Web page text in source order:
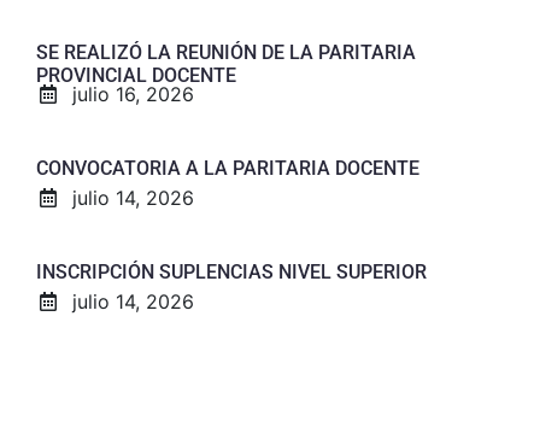
SE REALIZÓ LA REUNIÓN DE LA PARITARIA
PROVINCIAL DOCENTE
julio 16, 2026
CONVOCATORIA A LA PARITARIA DOCENTE
julio 14, 2026
INSCRIPCIÓN SUPLENCIAS NIVEL SUPERIOR
julio 14, 2026